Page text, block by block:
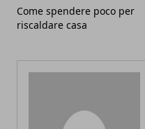
Come spendere poco per
riscaldare casa